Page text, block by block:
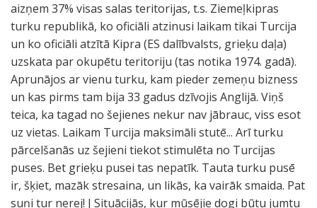
aizņem 37% visas salas teritorijas, t.s. Ziemeļkipras
turku republikā, ko oficiāli atzinusi laikam tikai Turcija
un ko oficiāli atzītā Kipra (ES dalībvalsts, grieķu daļa)
uzskata par okupētu teritoriju (tas notika 1974. gadā).
Aprunājos ar vienu turku, kam pieder zemeņu bizness
un kas pirms tam bija 33 gadus dzīvojis Anglijā. Viņš
teica, ka tagad no šejienes nekur nav jābrauc, viss esot
uz vietas. Laikam Turcija maksimāli stutē... Arī turku
pārcelšanās uz šejieni tiekot stimulēta no Turcijas
puses. Bet grieķu pusei tas nepatīk. Tauta turku pusē
ir, šķiet, mazāk stresaina, un likās, ka vairāk smaida. Pat
suņi tur nerej! J Situācijās, kur mūsējie dogi būtu jumtu